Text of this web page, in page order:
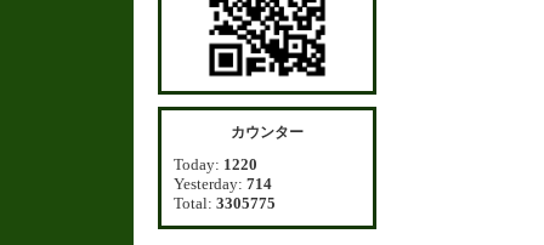
カウンター
Today: 1220
Yesterday: 714
Total: 3305775